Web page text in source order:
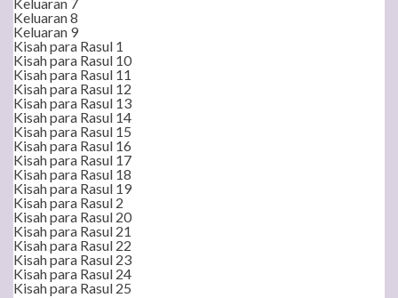
Keluaran 8
Keluaran 9
Kisah para Rasul 1
Kisah para Rasul 10
Kisah para Rasul 11
Kisah para Rasul 12
Kisah para Rasul 13
Kisah para Rasul 14
Kisah para Rasul 15
Kisah para Rasul 16
Kisah para Rasul 17
Kisah para Rasul 18
Kisah para Rasul 19
Kisah para Rasul 2
Kisah para Rasul 20
Kisah para Rasul 21
Kisah para Rasul 22
Kisah para Rasul 23
Kisah para Rasul 24
Kisah para Rasul 25